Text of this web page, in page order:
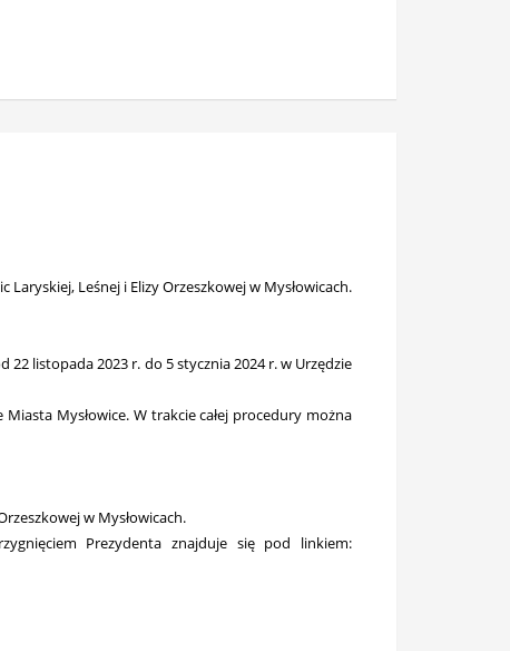
Leśnej i Elizy Orzeszkowej w Mysłowicach.
listopada 2023 r. do 5 stycznia 2024 r. w Urzędzie
Mysłowice. W trakcie całej procedury można
w Mysłowicach.
Prezydenta znajduje się pod linkiem: